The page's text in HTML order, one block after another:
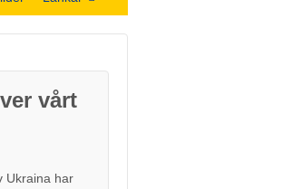
vårt
Ukraina har